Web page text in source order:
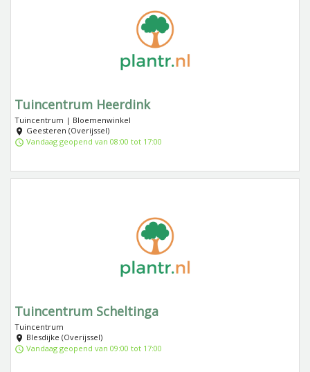
Tuincentrum Heerdink
Tuincentrum | Bloemenwinkel
Geesteren (Overijssel)
Vandaag geopend van 08:00 tot 17:00
Tuincentrum Scheltinga
Tuincentrum
Blesdijke (Overijssel)
Vandaag geopend van 09:00 tot 17:00